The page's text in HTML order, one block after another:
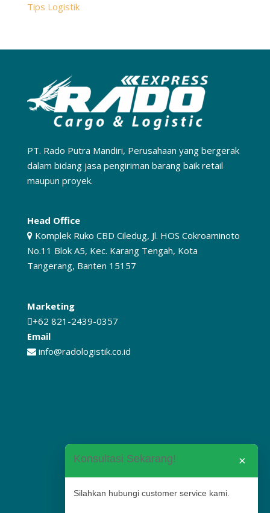
Tips Logistik
PT. Rado Putra Mandiri, Perusahaan yang bergerak
dalam bidang jasa pengiriman barang baik retail
maupun proyek.
Head Office
Komplek Ruko CBD Ciledug, Jl. HOS Cokroaminoto
No.11 Blok A5, Kec. Karang Tengah, Kota
Tangerang, Banten 15157
Marketing
+62 821-2439-0357
Email
info@radologistik.co.id
Konsultasi Sekarang! ×
Silahkan hubungi customer service kami.